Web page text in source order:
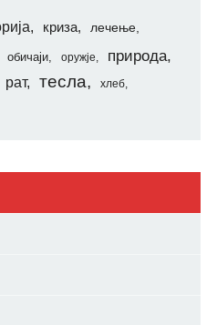
криза лечење
обичаји оружје природа
рат тесла хлеб